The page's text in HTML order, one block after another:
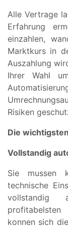
Alle Vertrage
Erfahrung
einzahlen,
Marktkurs in
Auszahlung
Ihrer Wahl
Risiken
Die
Vollstandig
Sie mussen
technische
vollstandig
konnen sich